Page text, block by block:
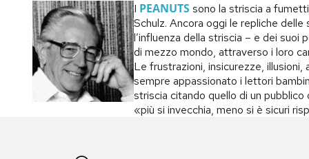
I PEANUTSsono la striscia a
Schulz. Ancora oggi le repliche
l’influenza della striscia – e dei
di mezzo mondo, attraverso i loro
Le frustrazioni, insicurezze,
sempre appassionato i lettori
striscia citando quello di un
«più si invecchia, meno si è sicuri